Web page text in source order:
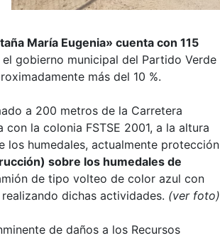
María Eugenia» cuenta con 115
gobierno municipal del Partido Verde
más del 10 %.
a 200 metros de la Carretera
la colonia FSTSE 2001, a la altura
los humedales, actualmente protección
sobre los humedales de
de tipo volteo de color azul con
dichas actividades. (ver foto)
de daños a los Recursos